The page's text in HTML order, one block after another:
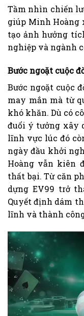
Tầm nhìn chiến
giúp Minh Hoàng
tạo ảnh hưởng
nghiệp và ngành
Bước ngoặt cuộc
Bước ngoặt cuộc
may mắn mà từ
khó khăn. Dù có
đuổi ý tưởng xây
lĩnh vực lúc đó
ngày đầu khởi
Hoàng vẫn kiên
thất bại. Từ căn
dựng EV99 trở
Quyết định dám
lĩnh và thành